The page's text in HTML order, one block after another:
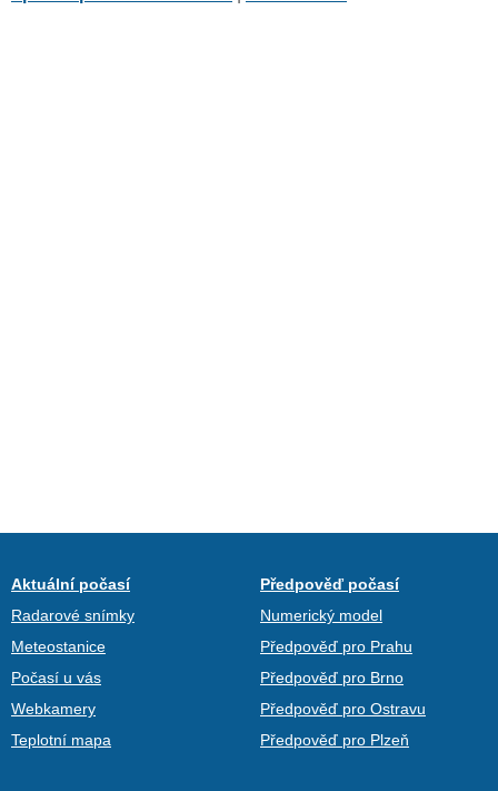
Aktuální počasí
Radarové snímky
Meteostanice
Počasí u vás
Webkamery
Teplotní mapa
Předpověď počasí
Numerický model
Předpověď pro Prahu
Předpověď pro Brno
Předpověď pro Ostravu
Předpověď pro Plzeň